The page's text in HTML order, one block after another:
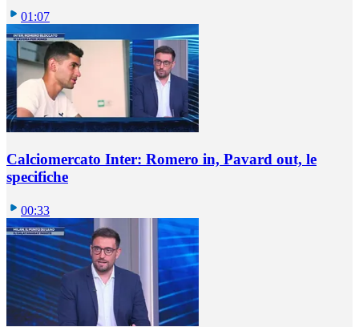
01:07
Calciomercato Inter: Romero in, Pavard out, le
specifiche
00:33